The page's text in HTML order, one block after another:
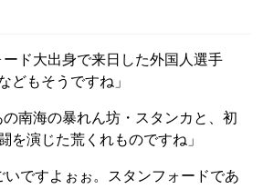
ド大出身で来日した外国人選手
どもそうですね」
南海の暴れん坊・スタンカと、初
を演じた荒くれものですね」
ですよぉぉ。スタンフォードであ